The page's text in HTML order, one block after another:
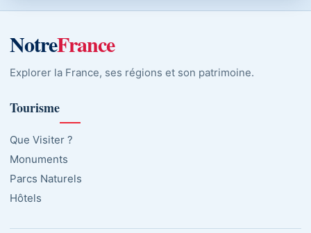
NotreFrance
Explorer la France, ses régions et son patrimoine.
Tourisme
Que Visiter ?
Monuments
Parcs Naturels
Hôtels